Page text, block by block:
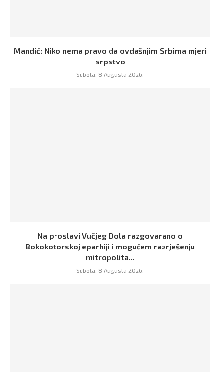
Mandić: Niko nema pravo da ovdašnjim Srbima mjeri
srpstvo
Subota, 8 Augusta 2026,
Na proslavi Vučjeg Dola razgovarano o
Bokokotorskoj eparhiji i mogućem razrješenju
mitropolita...
Subota, 8 Augusta 2026,